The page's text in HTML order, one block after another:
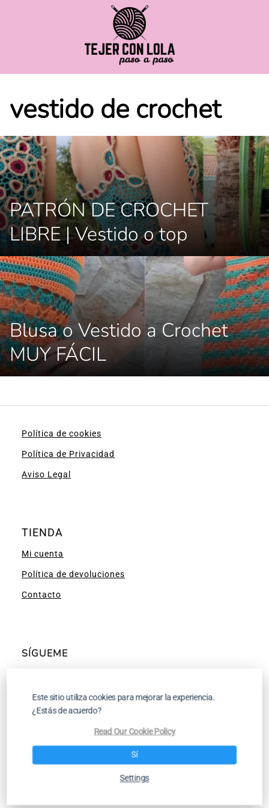
vestido de crochet
PATRÓN DE CROCHET
LIBRE | Vestido o top
Blusa o Vestido a Crochet
MUY FÁCIL
Política de cookies
Política de Privacidad
Aviso Legal
TIENDA
Mi cuenta
Política de devoluciones
Contacto
SÍGUEME
Tutoriales para Tejer a Dos Agujas y a
Ganchillo
Este sitio utiliza cookies para mejorar la experiencia.
¿Estás de acuerdo?
Read Our Cookie Policy
Sí
Settings